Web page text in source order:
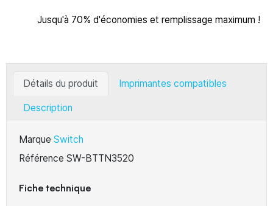
Jusqu'à 70% d'économies et remplissage maximum !
Détails du produit Imprimantes compatibles
Description
Marque Switch
Référence SW-BTTN3520
Fiche technique